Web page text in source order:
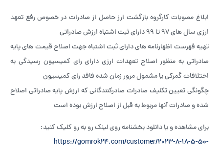
ابلاغ مصوبات کارگروه بازگشت ارز حاصل از صادرات در خصوص رفع تعهد
ارزی سال های ۹۷ تا ۹۹ دارای ثبت اشتباه ارزش صادراتی
تهیه فهرست اظهارنامه های دارای ثبت اشتباه جهت اصلاح قیمت های پایه
صادراتی به منظور اصلاح تعهدات ارزی دارای رای کمیسیون رسیدگی به
اختلافات گمرکی یا مشمول مرور زمان شده فاقد رای کمیسیون
چگونگی تعیین تکلیف صادرات صادرکنندگانی که ارزش پایه صادراتی اصلاح
شده و صادرات آنها مربوط به قبل از اصلاح ارزش بوده است
برای مشاهده و یا دانلود بخشنامه روی لینک رو به رو کلیک کنید:
https://gomrok24.com/customer/2023-8-18-5-50-